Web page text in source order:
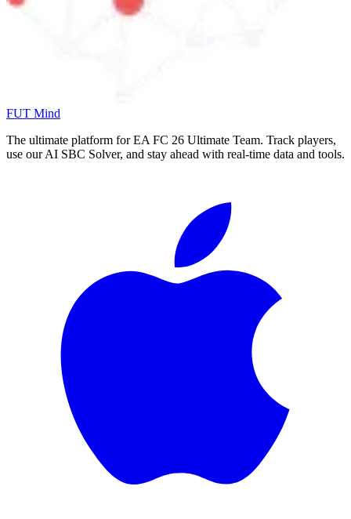
FUT Mind
The ultimate platform for EA FC 26 Ultimate Team. Track players,
use our AI SBC Solver, and stay ahead with real-time data and tools.